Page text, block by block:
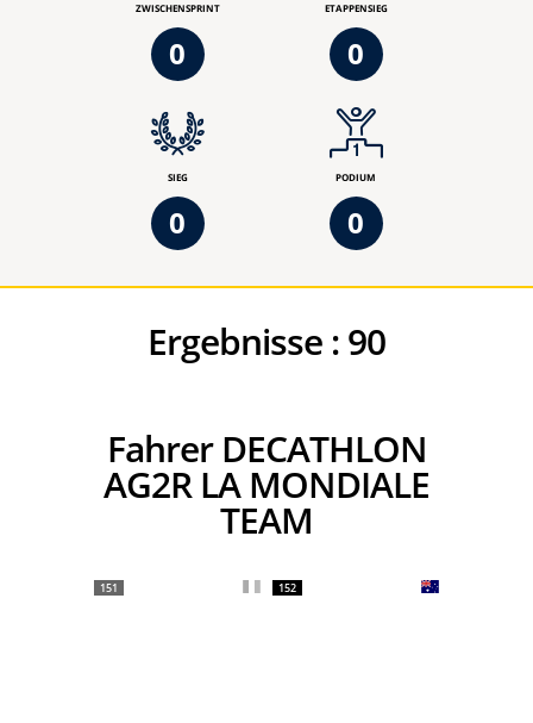
ZWISCHENSPRINT
0
ETAPPENSIEG
0
SIEG
0
PODIUM
0
Ergebnisse :90
Fahrer DECATHLON
AG2R LA MONDIALE
TEAM
151 152